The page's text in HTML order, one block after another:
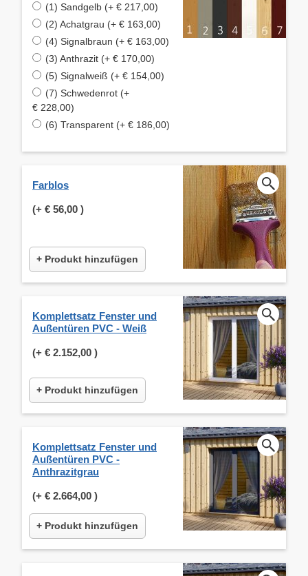
(1) Sandgelb (+ € 217,00)
(2) Achatgrau (+ € 163,00)
(4) Signalbraun (+ € 163,00)
(3) Anthrazit (+ € 170,00)
(5) Signalweiß (+ € 154,00)
(7) Schwedenrot (+
€ 228,00)
(6) Transparent (+ € 186,00)
Farblos
(+ € 56,00 )
+ Produkt hinzufügen
Komplettsatz Fenster und
Außentüren PVC - Weiß
(+ € 2.152,00 )
+ Produkt hinzufügen
Komplettsatz Fenster und
Außentüren PVC -
Anthrazitgrau
(+ € 2.664,00 )
+ Produkt hinzufügen